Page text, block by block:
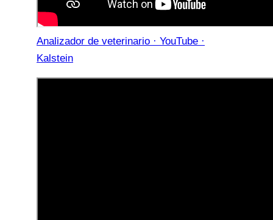
Analizador de veterinario · YouTube ·
Kalstein